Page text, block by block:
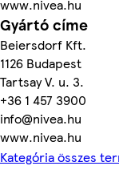
www.nivea.hu
Gyártó címe
Beiersdorf Kft.
1126 Budapest
Tartsay V. u. 3.
+36 1 457 3900
info@nivea.hu
www.nivea.hu
Kategória összes